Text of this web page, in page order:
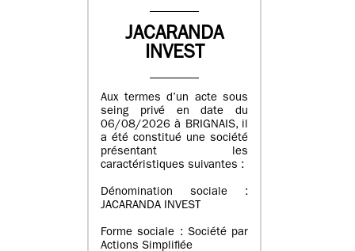
JACARANDA
INVEST
Aux termes d’un acte sous
seing privé en date du
06/08/2026 à BRIGNAIS, il
a été constitué une société
présentant les
caractéristiques suivantes :
Dénomination sociale :
JACARANDA INVEST
Forme sociale : Société par
Actions Simplifiée